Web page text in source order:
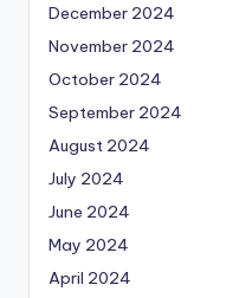
December 2024
November 2024
October 2024
September 2024
August 2024
July 2024
June 2024
May 2024
April 2024